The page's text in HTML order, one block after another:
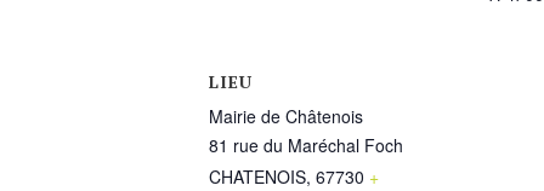
LIEU
Mairie de Châtenois
81 rue du Maréchal Foch
CHATENOIS, 67730 +